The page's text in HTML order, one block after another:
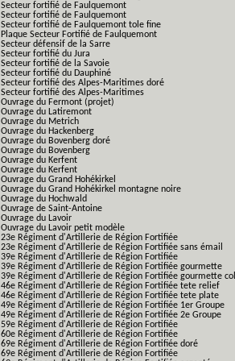
Secteur fortifié de Faulquemont
Secteur fortifié de Faulquemont
Secteur fortifié de Faulquemont tole fine
Plaque Secteur Fortifié de Faulquemont
Secteur défensif de la Sarre
Secteur fortifié du Jura
Secteur fortifié de la Savoie
Secteur fortifié du Dauphiné
Secteur fortifié des Alpes-Maritimes doré
Secteur fortifié des Alpes-Maritimes
Ouvrage du Fermont (projet)
Ouvrage du Latiremont
Ouvrage du Metrich
Ouvrage du Hackenberg
Ouvrage du Bovenberg doré
Ouvrage du Bovenberg
Ouvrage du Kerfent
Ouvrage du Kerfent
Ouvrage du Grand Hohékirkel
Ouvrage du Grand Hohékirkel montagne noire
Ouvrage du Hochwald
Ouvrage de Saint-Antoine
Ouvrage du Lavoir
Ouvrage du Lavoir petit modèle
23e Régiment d'Artillerie de Région Fortifiée
23e Régiment d'Artillerie de Région Fortifiée sans émail
39e Régiment d'Artillerie de Région Fortifiée
39e Régiment d'Artillerie de Région Fortifiée gourmette
39e Régiment d'Artillerie de Région Fortifiée gourmette
46e Régiment d'Artillerie de Région Fortifiée tete relief
46e Régiment d'Artillerie de Région Fortifiée tete plate
49e Régiment d'Artillerie de Région Fortifiée 1er Groupe
49e Régiment d'Artillerie de Région Fortifiée 2e Groupe
59e Régiment d'Artillerie de Région Fortifiée
60e Régiment d'Artillerie de Région Fortifiée
69e Régiment d'Artillerie de Région Fortifiée doré
69e Régiment d'Artillerie de Région Fortifiée